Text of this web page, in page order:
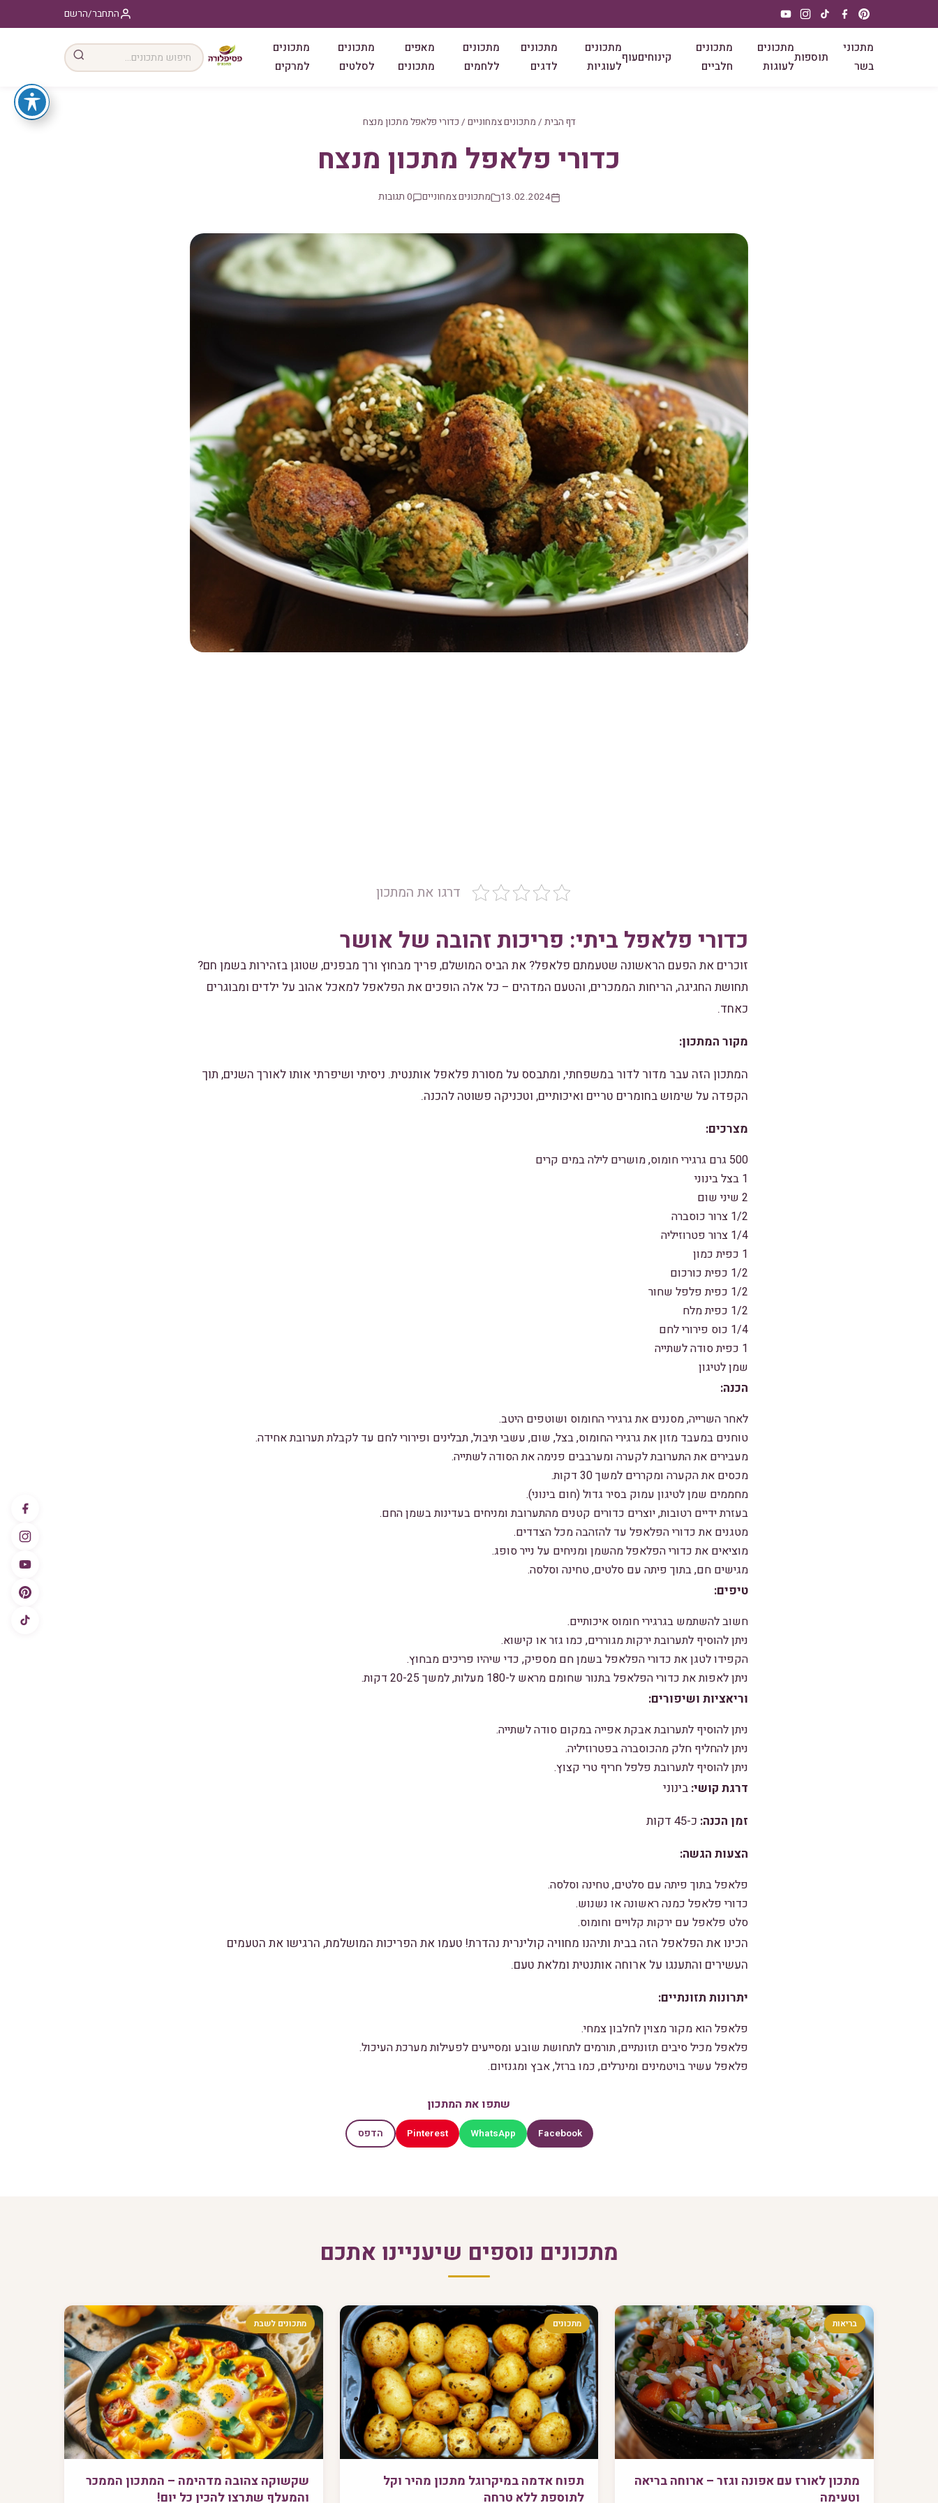
התחבר/הרשם
מתכוני
בשר
תוספות
מתכונים
לעוגות
מתכונים
חלביים
קינוחיםעוף
מתכונים
לעוגיות
מתכונים
לדגים
מתכונים
ללחמים
מאפים
מתכונים
מתכונים
לסלטים
מתכונים
למרקים
דף הבית / מתכונים צמחוניים / כדורי פלאפל מתכון מנצח
כדורי פלאפל מתכון מנצח
13.02.2024 מתכונים צמחוניים 0 תגובות
דרגו את המתכון
כדורי פלאפל ביתי: פריכות זהובה של אושר
זוכרים את הפעם הראשונה שטעמתם פלאפל? את הביס המושלם, פריך מבחוץ ורך מבפנים, שטוגן בזהירות בשמן חם?
תחושת החגיגה, הריחות הממכרים, והטעם המדהים – כל אלה הופכים את הפלאפל למאכל אהוב על ילדים ומבוגרים
כאחד.
מקור המתכון:
המתכון הזה עבר מדור לדור במשפחתי, ומתבסס על מסורת פלאפל אותנטית. ניסיתי ושיפרתי אותו לאורך השנים, תוך
הקפדה על שימוש בחומרים טריים ואיכותיים, וטכניקה פשוטה להכנה.
מצרכים:
500 גרם גרגירי חומוס, מושרים לילה במים קרים
1 בצל בינוני
2 שיני שום
1/2 צרור כוסברה
1/4 צרור פטרוזיליה
1 כפית כמון
1/2 כפית כורכום
1/2 כפית פלפל שחור
1/2 כפית מלח
1/4 כוס פירורי לחם
1 כפית סודה לשתייה
שמן לטיגון
הכנה:
לאחר השרייה, מסננים את גרגירי החומוס ושוטפים היטב.
טוחנים במעבד מזון את גרגירי החומוס, בצל, שום, עשבי תיבול, תבלינים ופירורי לחם עד לקבלת תערובת אחידה.
מעבירים את התערובת לקערה ומערבבים פנימה את הסודה לשתייה.
מכסים את הקערה ומקררים למשך 30 דקות.
מחממים שמן לטיגון עמוק בסיר גדול (חום בינוני).
בעזרת ידיים רטובות, יוצרים כדורים קטנים מהתערובת ומניחים בעדינות בשמן החם.
מטגנים את כדורי הפלאפל עד להזהבה מכל הצדדים.
מוציאים את כדורי הפלאפל מהשמן ומניחים על נייר סופג.
מגישים חם, בתוך פיתה עם סלטים, טחינה וסלסה.
טיפים:
חשוב להשתמש בגרגירי חומוס איכותיים.
ניתן להוסיף לתערובת ירקות מגוררים, כמו גזר או קישוא.
הקפידו לטגן את כדורי הפלאפל בשמן חם מספיק, כדי שיהיו פריכים מבחוץ.
ניתן לאפות את כדורי הפלאפל בתנור שחומם מראש ל-180 מעלות, למשך 20-25 דקות.
וריאציות ושיפורים:
ניתן להוסיף לתערובת אבקת אפייה במקום סודה לשתייה.
ניתן להחליף חלק מהכוסברה בפטרוזיליה.
ניתן להוסיף לתערובת פלפל חריף טרי קצוץ.
דרגת קושי: בינוני
זמן הכנה: כ-45 דקות
הצעות הגשה:
פלאפל בתוך פיתה עם סלטים, טחינה וסלסה.
כדורי פלאפל כמנה ראשונה או נשנוש.
סלט פלאפל עם ירקות קלויים וחומוס.
הכינו את הפלאפל הזה בבית ותיהנו מחוויה קולינרית נהדרת! טעמו את הפריכות המושלמת, הרגישו את הטעמים
העשירים והתענגו על ארוחה אותנטית ומלאת טעם.
יתרונות תזונתיים:
פלאפל הוא מקור מצוין לחלבון צמחי.
פלאפל מכיל סיבים תזונתיים, תורמים לתחושת שובע ומסייעים לפעילות מערכת העיכול.
פלאפל עשיר בויטמינים ומינרלים, כמו ברזל, אבץ ומגנזיום.
שתפו את המתכון
Facebook
WhatsApp
Pinterest הדפס
מתכונים נוספים שיעניינו אתכם
בריאות
מתכון לאורז עם אפונה וגזר – ארוחה בריאה
וטעימה
מתכונים
תפוח אדמה במיקרוגל מתכון מהיר וקל
לתוספת ללא טרחה
מתכונים לשבת
שקשוקה צהובה מדהימה – המתכון הממכר
והמעלף שתרצו להכין כל יום!